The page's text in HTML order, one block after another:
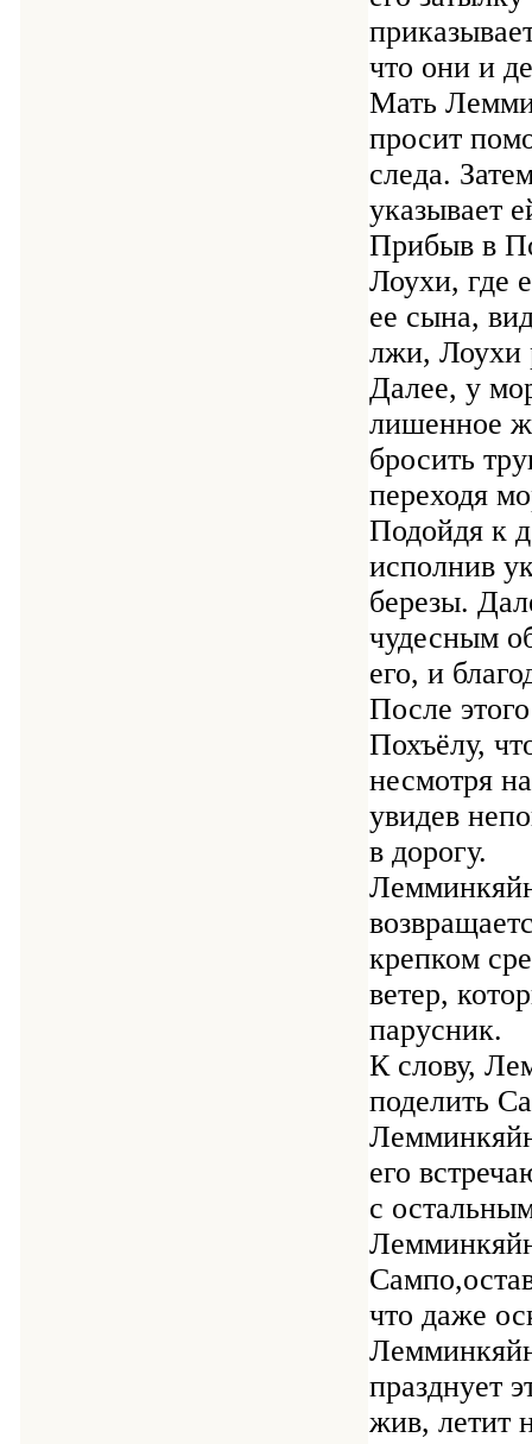
что они и
Мать
просит
следа.
указывает
Прибыв в
Лоухи, где
ее сына,
лжи, Лоухи
Далее, у
лишенное
бросить
переходя
Подойдя к
исполнив
березы.
чудесным
его, и
После
Похъёлу,
несмотря
увидев
в дорогу.
крепком
ветер,
парусник.
К слову,
поделить
его
с
что даже
празднует
жив, летит